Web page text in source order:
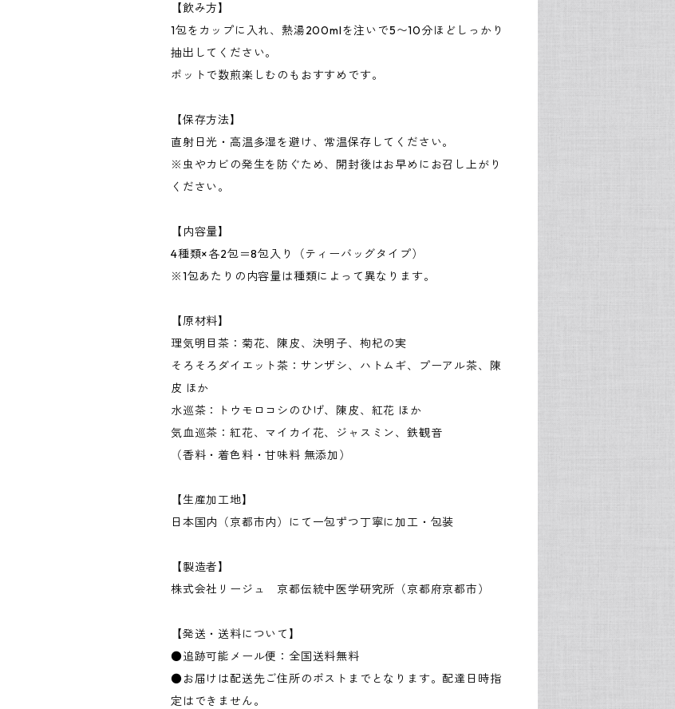
【飲み方】
1包をカップに入れ、熱湯200mlを注いで5〜10分ほどしっかり
抽出してください。
ポットで数煎楽しむのもおすすめです。
【保存方法】
直射日光・高温多湿を避け、常温保存してください。
※虫やカビの発生を防ぐため、開封後はお早めにお召し上がり
ください。
【内容量】
4種類×各2包＝8包入り（ティーバッグタイプ）
※1包あたりの内容量は種類によって異なります。
【原材料】
理気明目茶：菊花、陳皮、決明子、枸杞の実
そろそろダイエット茶：サンザシ、ハトムギ、プーアル茶、陳
皮 ほか
水巡茶：トウモロコシのひげ、陳皮、紅花 ほか
気血巡茶：紅花、マイカイ花、ジャスミン、鉄観音
（香料・着色料・甘味料 無添加）
【生産加工地】
日本国内（京都市内）にて一包ずつ丁寧に加工・包装
【製造者】
株式会社リージュ 京都伝統中医学研究所（京都府京都市）
【発送・送料について】
●追跡可能メール便：全国送料無料
●お届けは配送先ご住所のポストまでとなります。配達日時指
定はできません。